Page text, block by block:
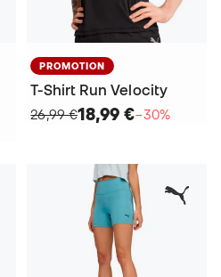
PROMOTION
T-Shirt Run Velocity
26,99 €18,99 €−30%